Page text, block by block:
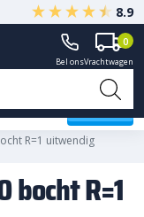
Gegarandeerd A-kwaliteit
8.9
Bel onsVrachtwagen
0
R=1 uitwendig
bocht R=1
R=1